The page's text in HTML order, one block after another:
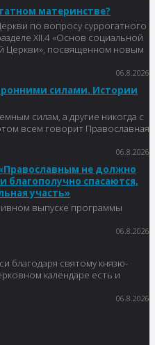
материнстве?
по вопросу суррогатного
XII.4 «Основ социальной
Церкви», посвященном новым
06.8.2026
силами. Истории
силам, а другие никогда с
всем говорит Православная
06.8.2026
не должно
благополучно спасаются,
участь»
выпуске программы
06.8.2026
благодаря святому князю-
календаре есть и
06.8.2026